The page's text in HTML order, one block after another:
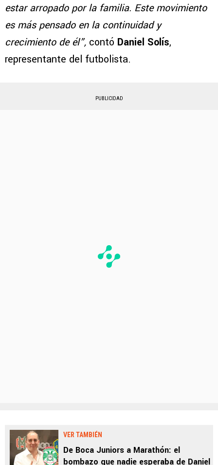
estar arropado por la familia. Este movimiento
es más pensado en la continuidad y
crecimiento de él”, contó Daniel Solís,
representante del futbolista.
PUBLICIDAD
VER TAMBIÉN
De Boca Juniors a Marathón: el
bombazo que nadie esperaba de Daniel